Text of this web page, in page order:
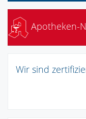
Apotheken-
Wir sind